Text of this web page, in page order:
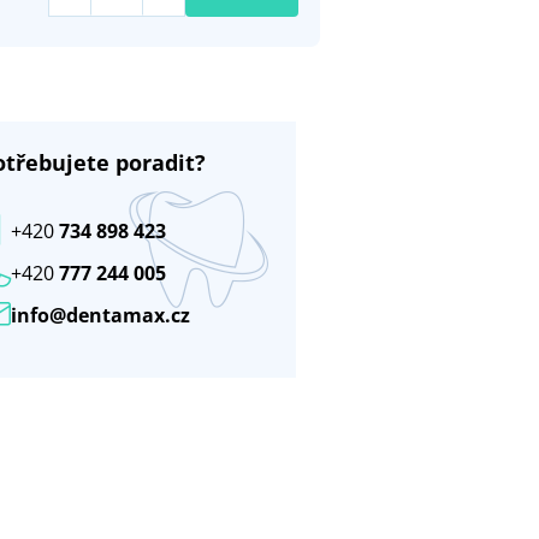
poradit?
info@dentamax.cz
+420777 244 005
+420734 898 423